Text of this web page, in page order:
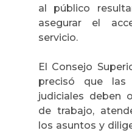
al público
asegurar el
servicio.
El Consejo
precisó que
judiciales deben
de trabajo,
los asuntos y